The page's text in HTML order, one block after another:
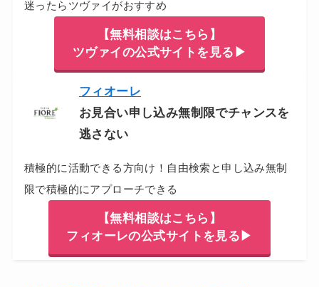
迷ったらツヴァイがおすすめ
【無料相談はこちら】
ツヴァイの公式サイトを見る▶
フィオーレ
お見合い申し込み無制限でチャンスを
逃さない
積極的に活動できる方向け！自由検索と申し込み無制
限で積極的にアプローチできる
【無料相談はこちら】
フィオーレの公式サイトを見る▶